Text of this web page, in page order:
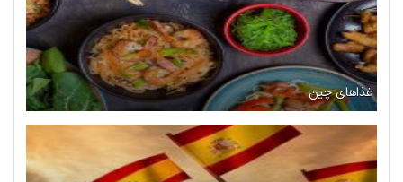
غذاهای چین